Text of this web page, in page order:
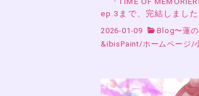
ep.3まで、完結しまし
2026-01-09 Blog〜蓮
&ibisPaint/ホームページ /